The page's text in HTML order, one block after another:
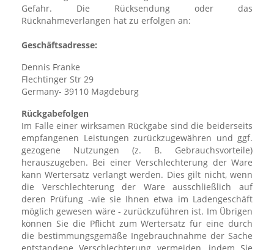
Gefahr. Die Rücksendung oder das
Rücknahmeverlangen hat zu erfolgen an:
Geschäftsadresse:
Dennis Franke
Flechtinger Str 29
Germany- 39110 Magdeburg
Rückgabefolgen
Im Falle einer wirksamen Rückgabe sind die beiderseits
empfangenen Leistungen zurückzugewähren und ggf.
gezogene Nutzungen (z. B. Gebrauchsvorteile)
herauszugeben. Bei einer Verschlechterung der Ware
kann Wertersatz verlangt werden. Dies gilt nicht, wenn
die Verschlechterung der Ware ausschließlich auf
deren Prüfung -wie sie Ihnen etwa im Ladengeschäft
möglich gewesen wäre - zurückzuführen ist. Im Übrigen
können Sie die Pflicht zum Wertersatz für eine durch
die bestimmungsgemäße Ingebrauchnahme der Sache